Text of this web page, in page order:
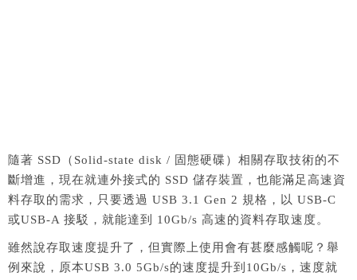
隨著 SSD（Solid-state disk / 固態硬碟）相關存取技術的不
斷增進，現在就連外接式的 SSD 儲存裝置，也能滿足高速資
料存取的需求，只要透過 USB 3.1 Gen 2 規格，以 USB-C
或USB-A 接駁，就能達到 10Gb/s 高速的資料存取速度。
雖然說存取速度提升了，但實際上使用會有甚麼感觸呢？舉
例來說，原本USB 3.0 5Gb/s的速度提升到10Gb/s，速度就